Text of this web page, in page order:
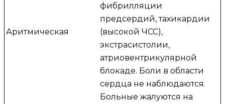
Аритмическая
фибрилляции
предсердий, тахикардии
(высокой ЧСС),
экстрасистолии,
атриовентрикулярной
блокаде. Боли в области
сердца не наблюдаются.
Больные жалуются на